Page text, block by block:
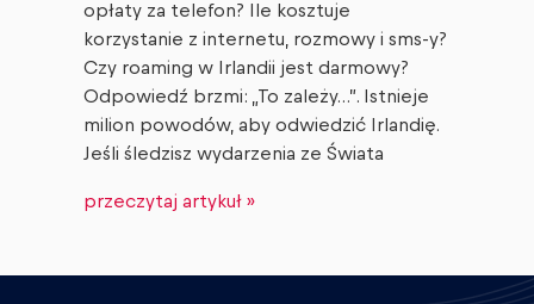
opłaty za telefon? Ile kosztuje
korzystanie z internetu, rozmowy i sms-y?
Czy roaming w Irlandii jest darmowy?
Odpowiedź brzmi: „To zależy…”. Istnieje
milion powodów, aby odwiedzić Irlandię.
Jeśli śledzisz wydarzenia ze Świata
przeczytaj artykuł »